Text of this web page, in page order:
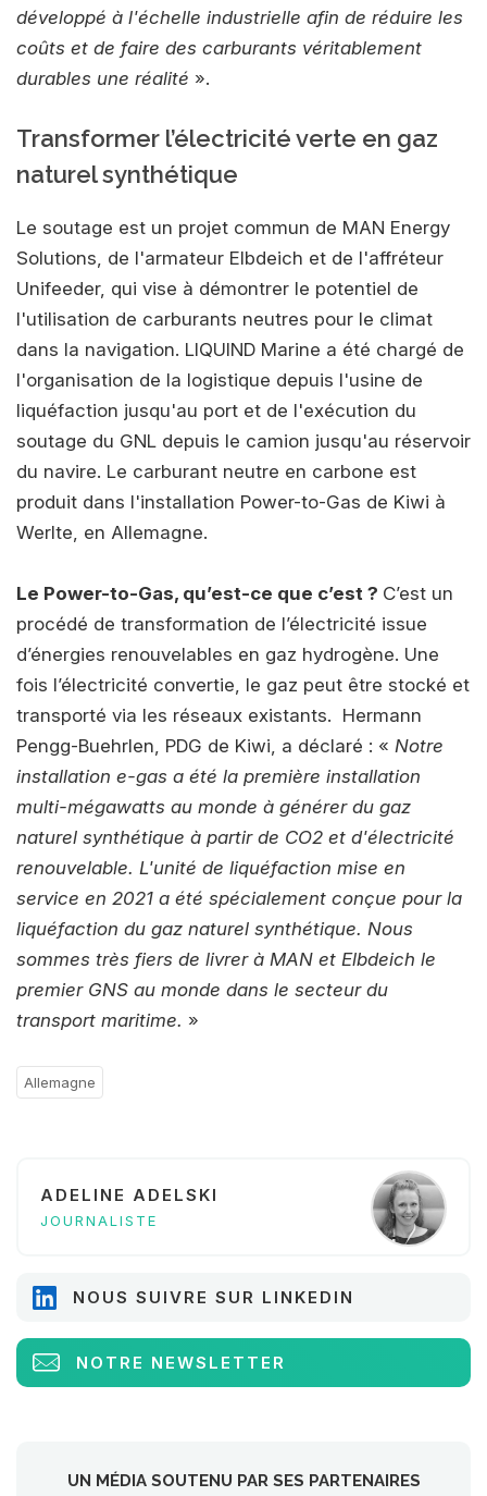
développé à l'échelle industrielle afin de réduire les
coûts et de faire des carburants véritablement
durables une réalité ».
Transformer l’électricité verte en gaz
naturel synthétique
Le soutage est un projet commun de MAN Energy
Solutions, de l'armateur Elbdeich et de l'affréteur
Unifeeder, qui vise à démontrer le potentiel de
l'utilisation de carburants neutres pour le climat
dans la navigation. LIQUIND Marine a été chargé de
l'organisation de la logistique depuis l'usine de
liquéfaction jusqu'au port et de l'exécution du
soutage du GNL depuis le camion jusqu'au réservoir
du navire. Le carburant neutre en carbone est
produit dans l'installation Power-to-Gas de Kiwi à
Werlte, en Allemagne.
Le Power-to-Gas, qu’est-ce que c’est ? C’est un
procédé de transformation de l’électricité issue
d’énergies renouvelables en gaz hydrogène. Une
fois l’électricité convertie, le gaz peut être stocké et
transporté via les réseaux existants. Hermann
Pengg-Buehrlen, PDG de Kiwi, a déclaré : « Notre
installation e-gas a été la première installation
multi-mégawatts au monde à générer du gaz
naturel synthétique à partir de CO2 et d'électricité
renouvelable. L'unité de liquéfaction mise en
service en 2021 a été spécialement conçue pour la
liquéfaction du gaz naturel synthétique. Nous
sommes très fiers de livrer à MAN et Elbdeich le
premier GNS au monde dans le secteur du
transport maritime. »
Allemagne
ADELINE ADELSKI
JOURNALISTE
NOUS SUIVRE SUR LINKEDIN
NOTRE NEWSLETTER
UN MÉDIA SOUTENU PAR SES PARTENAIRES